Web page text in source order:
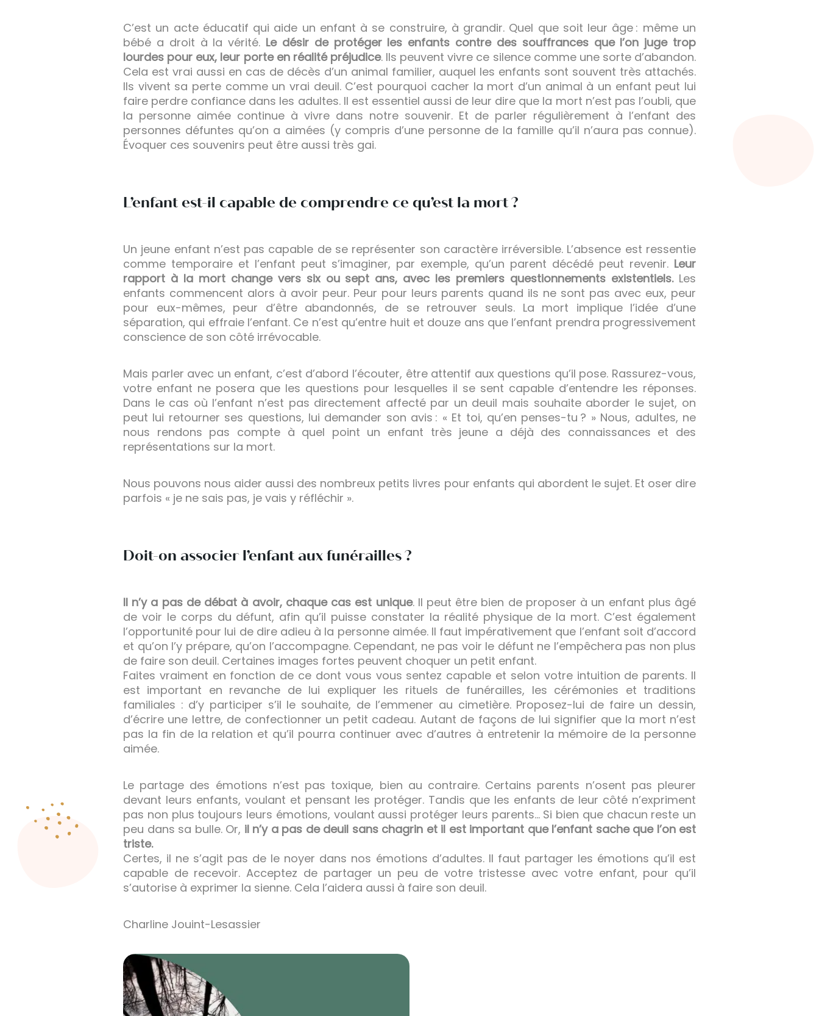
C’est un acte éducatif qui aide un enfant à se construire, à grandir. Quel que soit leur âge : même un
bébé a droit à la vérité. Le désir de protéger les enfants contre des souffrances que l’on juge trop
lourdes pour eux, leur porte en réalité préjudice. Ils peuvent vivre ce silence comme une sorte d’abandon.
Cela est vrai aussi en cas de décès d’un animal familier, auquel les enfants sont souvent très attachés.
Ils vivent sa perte comme un vrai deuil. C’est pourquoi cacher la mort d’un animal à un enfant peut lui
faire perdre confiance dans les adultes. Il est essentiel aussi de leur dire que la mort n’est pas l’oubli, que
la personne aimée continue à vivre dans notre souvenir. Et de parler régulièrement à l’enfant des
personnes défuntes qu’on a aimées (y compris d’une personne de la famille qu’il n’aura pas connue).
Évoquer ces souvenirs peut être aussi très gai.
L’enfant est-il capable de comprendre ce qu’est la mort ?
Un jeune enfant n’est pas capable de se représenter son caractère irréversible. L’absence est ressentie
comme temporaire et l’enfant peut s’imaginer, par exemple, qu’un parent décédé peut revenir. Leur
rapport à la mort change vers six ou sept ans, avec les premiers questionnements existentiels.Les
enfants commencent alors à avoir peur. Peur pour leurs parents quand ils ne sont pas avec eux, peur
pour eux-mêmes, peur d’être abandonnés, de se retrouver seuls. La mort implique l’idée d’une
séparation, qui effraie l’enfant. Ce n’est qu’entre huit et douze ans que l’enfant prendra progressivement
conscience de son côté irrévocable.
Mais parler avec un enfant, c’est d’abord l’écouter, être attentif aux questions qu’il pose. Rassurez-vous,
votre enfant ne posera que les questions pour lesquelles il se sent capable d’entendre les réponses.
Dans le cas où l’enfant n’est pas directement affecté par un deuil mais souhaite aborder le sujet, on
peut lui retourner ses questions, lui demander son avis : « Et toi, qu’en penses-tu ? » Nous, adultes, ne
nous rendons pas compte à quel point un enfant très jeune a déjà des connaissances et des
représentations sur la mort.
Nous pouvons nous aider aussi des nombreux petits livres pour enfants qui abordent le sujet. Et oser dire
parfois « je ne sais pas, je vais y réfléchir ».
Doit-on associer l’enfant aux funérailles ?
Il n’y a pas de débat à avoir, chaque cas est unique. Il peut être bien de proposer à un enfant plus âgé
de voir le corps du défunt, afin qu’il puisse constater la réalité physique de la mort. C’est également
l’opportunité pour lui de dire adieu à la personne aimée. Il faut impérativement que l’enfant soit d’accord
et qu’on l’y prépare, qu’on l’accompagne. Cependant, ne pas voir le défunt ne l’empêchera pas non plus
de faire son deuil. Certaines images fortes peuvent choquer un petit enfant.
Faites vraiment en fonction de ce dont vous vous sentez capable et selon votre intuition de parents. Il
est important en revanche de lui expliquer les rituels de funérailles, les cérémonies et traditions
familiales : d’y participer s’il le souhaite, de l’emmener au cimetière. Proposez-lui de faire un dessin,
d’écrire une lettre, de confectionner un petit cadeau. Autant de façons de lui signifier que la mort n’est
pas la fin de la relation et qu’il pourra continuer avec d’autres à entretenir la mémoire de la personne
aimée.
Le partage des émotions n’est pas toxique, bien au contraire. Certains parents n’osent pas pleurer
devant leurs enfants, voulant et pensant les protéger. Tandis que les enfants de leur côté n’expriment
pas non plus toujours leurs émotions, voulant aussi protéger leurs parents… Si bien que chacun reste un
peu dans sa bulle. Or, il n’y a pas de deuil sans chagrin et il est important que l’enfant sache que l’on est
triste.
Certes, il ne s’agit pas de le noyer dans nos émotions d’adultes. Il faut partager les émotions qu’il est
capable de recevoir. Acceptez de partager un peu de votre tristesse avec votre enfant, pour qu’il
s’autorise à exprimer la sienne. Cela l’aidera aussi à faire son deuil.
Charline Jouint-Lesassier